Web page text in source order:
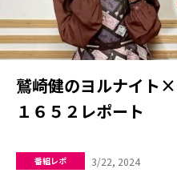
鷲崎健のヨルナイト
１６５２レポート
番組レポ 3/22, 2024